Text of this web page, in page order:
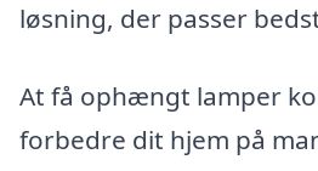
løsning, der passer
At få ophængt lamper
forbedre dit hjem på